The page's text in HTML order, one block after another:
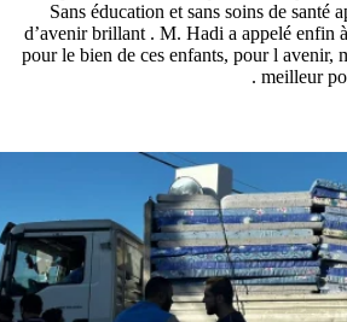
Sans éducation et sans soins de santé
d’avenir brillant . M. Hadi a appelé enfin
pour le bien de ces enfants, pour l avenir,
meilleur